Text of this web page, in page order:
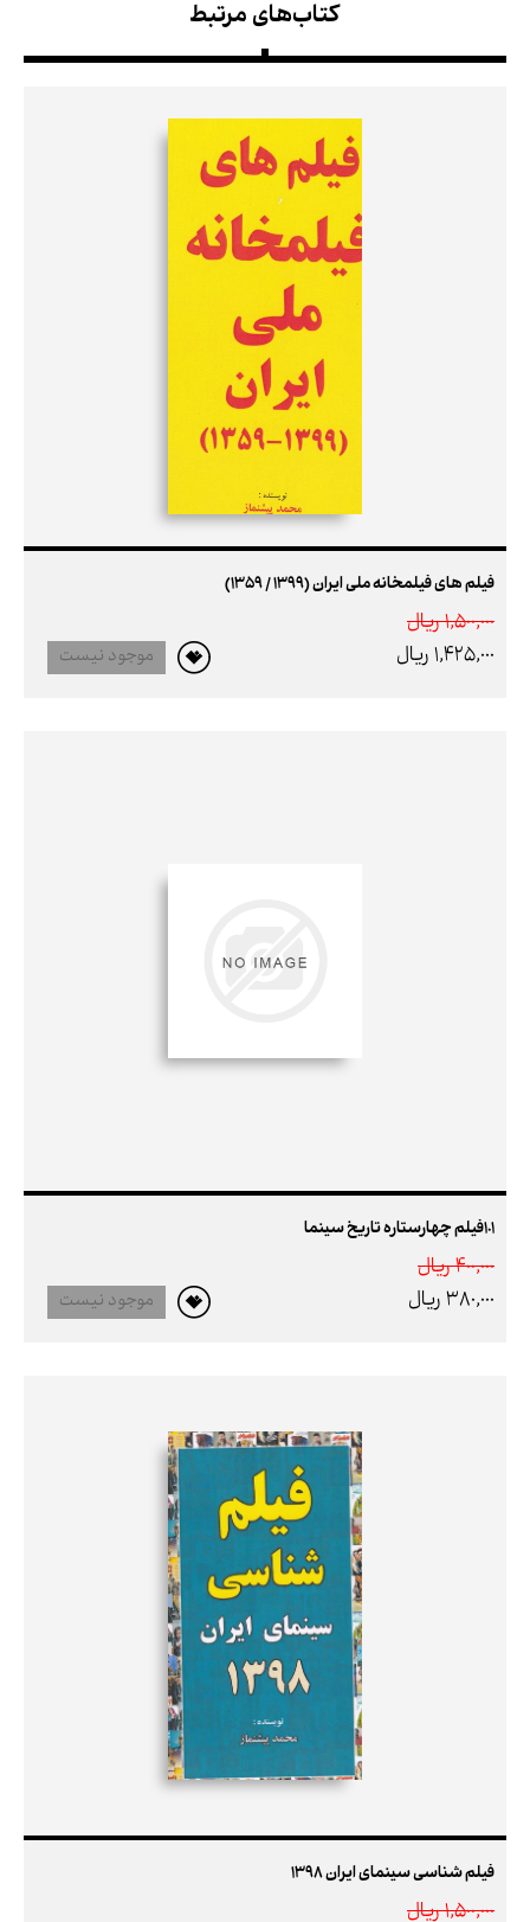
کتاب‌های مرتبط
فیلم های فیلمخانه ملی ایران (1399 / 1359)
1,500,000 ريال
1,425,000 ريال
موجود نیست
101فیلم چهارستاره تاریخ سینما
400,000 ريال
380,000 ريال
موجود نیست
فیلم شناسی سینمای ایران 1398
1,500,000 ريال